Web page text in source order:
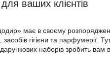
ваших клієнтів
має в своєму
засобів гігієни та
наборів зробить вам